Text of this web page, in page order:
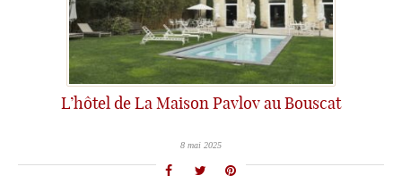
L’hôtel de La Maison Pavlov au Bouscat
8 mai 2025